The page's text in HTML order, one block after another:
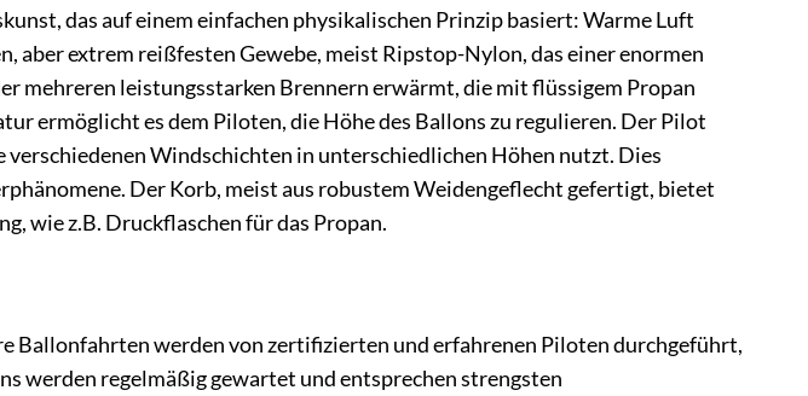
das auf einem einfachen physikalischen Prinzip basiert: Warme Luft
aber extrem reißfesten Gewebe, meist Ripstop-Nylon, das einer enormen
mehreren leistungsstarken Brennern erwärmt, die mit flüssigem Propan
ermöglicht es dem Piloten, die Höhe des Ballons zu regulieren. Der Pilot
Windschichten in unterschiedlichen Höhen nutzt. Dies
Der Korb, meist aus robustem Weidengeflecht gefertigt, bietet
wie z.B. Druckflaschen für das Propan.
Ballonfahrten werden von zertifizierten und erfahrenen Piloten durchgeführt,
werden regelmäßig gewartet und entsprechen strengsten